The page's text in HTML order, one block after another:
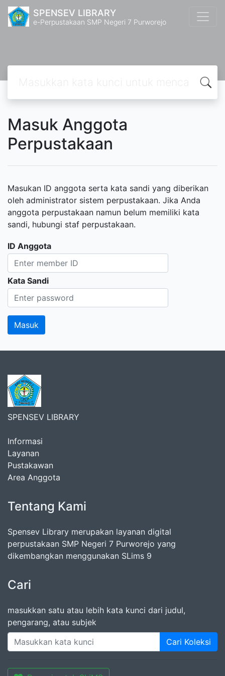
SPENSEV LIBRARY
e-Perpustakaan SMP Negeri 7 Purworejo
Masuk Anggota
Perpustakaan
Masukan ID anggota serta kata sandi yang diberikan
oleh administrator sistem perpustakaan. Jika Anda
anggota perpustakaan namun belum memiliki kata
sandi, hubungi staf perpustakaan.
ID Anggota
Kata Sandi
SPENSEV LIBRARY
Informasi
Layanan
Pustakawan
Area Anggota
Tentang Kami
Spensev Library merupakan layanan digital
perpustakaan SMP Negeri 7 Purworejo yang
dikembangkan menggunakan SLims 9
Cari
masukkan satu atau lebih kata kunci dari judul,
pengarang, atau subjek
Cari Koleksi